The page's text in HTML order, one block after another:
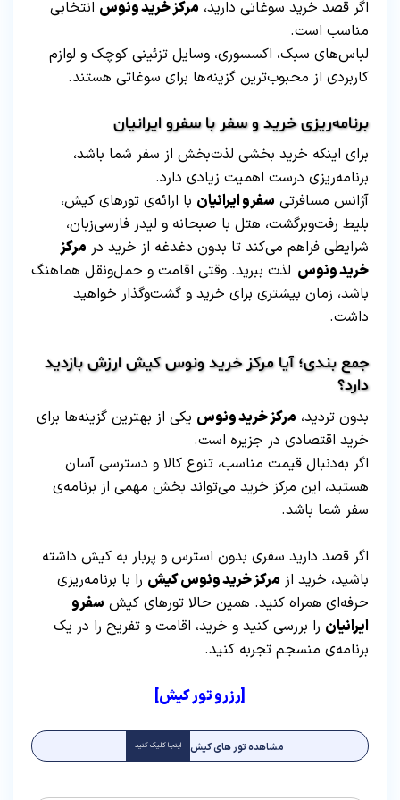
اگر قصد خرید سوغاتی دارید، مرکز خرید ونوس انتخابی
مناسب است.
لباس‌های سبک، اکسسوری، وسایل تزئینی کوچک و لوازم
کاربردی از محبوب‌ترین گزینه‌ها برای سوغاتی هستند.
برنامه‌ریزی خرید و سفر با سفرو ایرانیان
برای اینکه خرید بخشی لذت‌بخش از سفر شما باشد،
برنامه‌ریزی درست اهمیت زیادی دارد.
آژانس مسافرتی سفرو ایرانیان با ارائه‌ی تورهای کیش،
بلیط رفت‌وبرگشت، هتل با صبحانه و لیدر فارسی‌زبان،
شرایطی فراهم می‌کند تا بدون دغدغه از خرید در مرکز
خرید ونوس لذت ببرید. وقتی اقامت و حمل‌ونقل هماهنگ
باشد، زمان بیشتری برای خرید و گشت‌وگذار خواهید
داشت.
جمع بندی؛ آیا مرکز خرید ونوس کیش ارزش بازدید
دارد؟
بدون تردید، مرکز خرید ونوس یکی از بهترین گزینه‌ها برای
خرید اقتصادی در جزیره است.
اگر به‌دنبال قیمت مناسب، تنوع کالا و دسترسی آسان
هستید، این مرکز خرید می‌تواند بخش مهمی از برنامه‌ی
سفر شما باشد.
اگر قصد دارید سفری بدون استرس و پربار به کیش داشته
باشید، خرید از مرکز خرید ونوس کیش را با برنامه‌ریزی
حرفه‌ای همراه کنید. همین حالا تورهای کیش سفرو
ایرانیان را بررسی کنید و خرید، اقامت و تفریح را در یک
برنامه‌ی منسجم تجربه کنید.
[رزرو تور کیش]
مشاهده تور های کیش اینجا کلیک کنید